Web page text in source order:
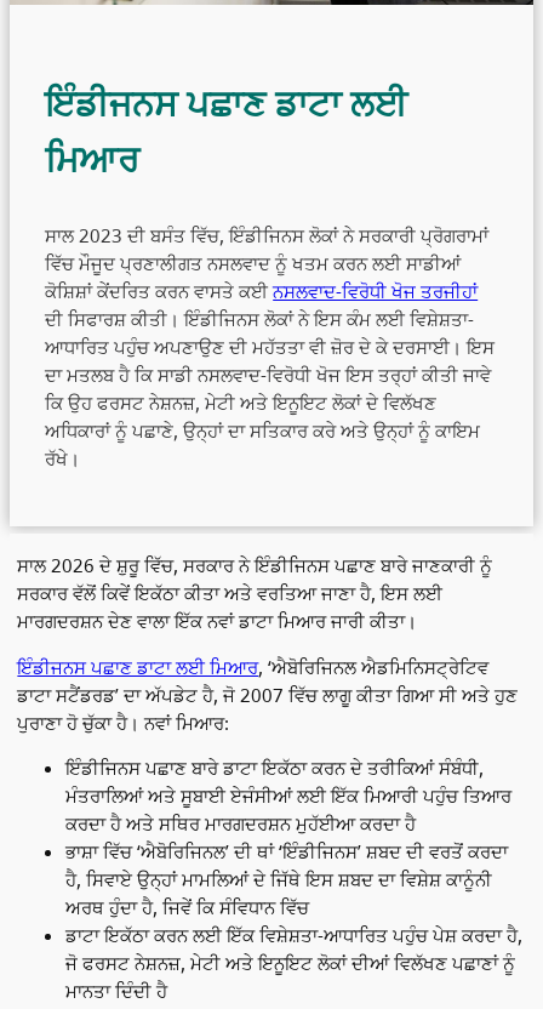
ਇੰਡੀਜਨਸ ਪਛਾਣ ਡਾਟਾ ਲਈ
ਮਿਆਰ
ਸਾਲ 2023 ਦੀ ਬਸੰਤ ਵਿੱਚ, ਇੰਡੀਜਿਨਸ ਲੋਕਾਂ ਨੇ ਸਰਕਾਰੀ ਪ੍ਰੋਗਰਾਮਾਂ
ਵਿੱਚ ਮੌਜੂਦ ਪ੍ਰਣਾਲੀਗਤ ਨਸਲਵਾਦ ਨੂੰ ਖਤਮ ਕਰਨ ਲਈ ਸਾਡੀਆਂ
ਕੋਸ਼ਿਸ਼ਾਂ ਕੇਂਦਰਿਤ ਕਰਨ ਵਾਸਤੇ ਕਈਨਸਲਵਾਦ-ਵਿਰੋਧੀ ਖੋਜ ਤਰਜੀਹਾਂ
ਦੀ ਸਿਫਾਰਸ਼ ਕੀਤੀ। ਇੰਡੀਜਿਨਸ ਲੋਕਾਂ ਨੇ ਇਸ ਕੰਮ ਲਈ ਵਿਸ਼ੇਸ਼ਤਾ-
ਆਧਾਰਿਤ ਪਹੁੰਚ ਅਪਣਾਉਣ ਦੀ ਮਹੱਤਤਾ ਵੀ ਜ਼ੋਰ ਦੇ ਕੇ ਦਰਸਾਈ। ਇਸ
ਦਾ ਮਤਲਬ ਹੈ ਕਿ ਸਾਡੀ ਨਸਲਵਾਦ-ਵਿਰੋਧੀ ਖੋਜ ਇਸ ਤਰ੍ਹਾਂ ਕੀਤੀ ਜਾਵੇ
ਕਿ ਉਹ ਫਰਸਟ ਨੇਸ਼ਨਜ਼, ਮੇਟੀ ਅਤੇ ਇਨੂਇਟ ਲੋਕਾਂ ਦੇ ਵਿਲੱਖਣ
ਅਧਿਕਾਰਾਂ ਨੂੰ ਪਛਾਣੇ, ਉਨ੍ਹਾਂ ਦਾ ਸਤਿਕਾਰ ਕਰੇ ਅਤੇ ਉਨ੍ਹਾਂ ਨੂੰ ਕਾਇਮ
ਰੱਖੇ।
ਸਾਲ 2026 ਦੇ ਸ਼ੁਰੂ ਵਿੱਚ, ਸਰਕਾਰ ਨੇ ਇੰਡੀਜਿਨਸ ਪਛਾਣ ਬਾਰੇ ਜਾਣਕਾਰੀ ਨੂੰ
ਸਰਕਾਰ ਵੱਲੋਂ ਕਿਵੇਂ ਇਕੱਠਾ ਕੀਤਾ ਅਤੇ ਵਰਤਿਆ ਜਾਣਾ ਹੈ, ਇਸ ਲਈ
ਮਾਰਗਦਰਸ਼ਨ ਦੇਣ ਵਾਲਾ ਇੱਕ ਨਵਾਂ ਡਾਟਾ ਮਿਆਰ ਜਾਰੀ ਕੀਤਾ।
ਇੰਡੀਜਨਸ ਪਛਾਣ ਡਾਟਾ ਲਈ ਮਿਆਰ, ‘ਐਬੋਰਿਜਿਨਲ ਐਡਮਿਨਿਸਟ੍ਰੇਟਿਵ
ਡਾਟਾ ਸਟੈਂਡਰਡ’ ਦਾ ਅੱਪਡੇਟ ਹੈ, ਜੋ 2007 ਵਿੱਚ ਲਾਗੂ ਕੀਤਾ ਗਿਆ ਸੀ ਅਤੇ ਹੁਣ
ਪੁਰਾਣਾ ਹੋ ਚੁੱਕਾ ਹੈ। ਨਵਾਂ ਮਿਆਰ:
ਇੰਡੀਜਿਨਸ ਪਛਾਣ ਬਾਰੇ ਡਾਟਾ ਇਕੱਠਾ ਕਰਨ ਦੇ ਤਰੀਕਿਆਂ ਸੰਬੰਧੀ,
ਮੰਤਰਾਲਿਆਂ ਅਤੇ ਸੂਬਾਈ ਏਜੰਸੀਆਂ ਲਈ ਇੱਕ ਮਿਆਰੀ ਪਹੁੰਚ ਤਿਆਰ
ਕਰਦਾ ਹੈ ਅਤੇ ਸਥਿਰ ਮਾਰਗਦਰਸ਼ਨ ਮੁਹੱਈਆ ਕਰਦਾ ਹੈ
ਭਾਸ਼ਾ ਵਿੱਚ ‘ਐਬੋਰਿਜਿਨਲ’ ਦੀ ਥਾਂ ‘ਇੰਡੀਜਿਨਸ’ ਸ਼ਬਦ ਦੀ ਵਰਤੋਂ ਕਰਦਾ
ਹੈ, ਸਿਵਾਏ ਉਨ੍ਹਾਂ ਮਾਮਲਿਆਂ ਦੇ ਜਿੱਥੇ ਇਸ ਸ਼ਬਦ ਦਾ ਵਿਸ਼ੇਸ਼ ਕਾਨੂੰਨੀ
ਅਰਥ ਹੁੰਦਾ ਹੈ, ਜਿਵੇਂ ਕਿ ਸੰਵਿਧਾਨ ਵਿੱਚ
ਡਾਟਾ ਇਕੱਠਾ ਕਰਨ ਲਈ ਇੱਕ ਵਿਸ਼ੇਸ਼ਤਾ-ਆਧਾਰਿਤ ਪਹੁੰਚ ਪੇਸ਼ ਕਰਦਾ ਹੈ,
ਜੋ ਫਰਸਟ ਨੇਸ਼ਨਜ਼, ਮੇਟੀ ਅਤੇ ਇਨੂਇਟ ਲੋਕਾਂ ਦੀਆਂ ਵਿਲੱਖਣ ਪਛਾਣਾਂ ਨੂੰ
ਮਾਨਤਾ ਦਿੰਦੀ ਹੈ